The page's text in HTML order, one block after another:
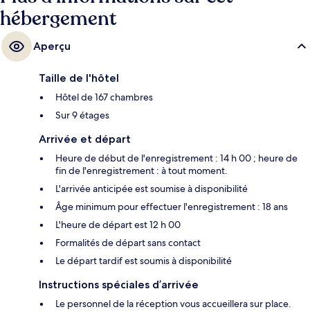
hébergement
Aperçu
Taille de l'hôtel
Hôtel de 167 chambres
Sur 9 étages
Arrivée et départ
Heure de début de l'enregistrement : 14 h 00 ; heure de
fin de l'enregistrement : à tout moment.
L'arrivée anticipée est soumise à disponibilité
Âge minimum pour effectuer l'enregistrement : 18 ans
L'heure de départ est 12 h 00
Formalités de départ sans contact
Le départ tardif est soumis à disponibilité
Instructions spéciales d’arrivée
Le personnel de la réception vous accueillera sur place.